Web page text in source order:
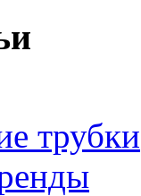
трубки